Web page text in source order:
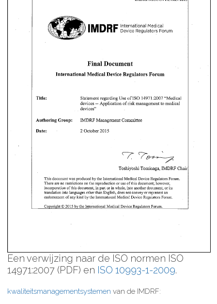
Een verwijzing naar de ISO normen ISO
14971:2007 (PDF) en ISO 10993-1-2009.
kwaliteitsmanagementsystemen van de IMDRF: